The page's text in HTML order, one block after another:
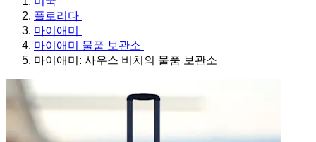
플로리다
마이애미
마이애미 물품 보관소
마이애미: 사우스 비치의 물품 보관소